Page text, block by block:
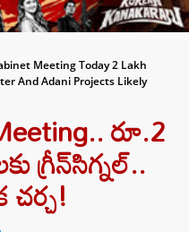
Meeting Today 2 Lakh
And Adani Projects Likely
రూ.2
గ్రీన్‌సిగ్నల్..
చర్చ!